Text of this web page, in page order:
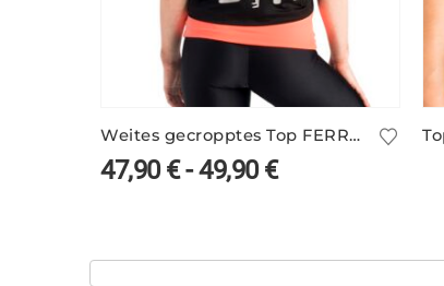
Weites gecropptes Top FERRING/1 – viele Farben und mit Rückenprint
47,90€-49,90€